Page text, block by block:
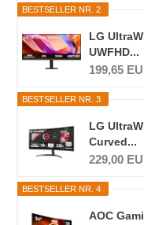
BESTSELLER NR. 2
LG
UWFHD...
199,65
BESTSELLER NR. 3
LG
Curved...
229,00
BESTSELLER NR. 4
AOC